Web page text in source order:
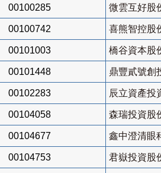
00100285 微雲互好股
00100742 喜熊智控股
00101003 橋谷資本股
00101448 鼎豐貳號創
00102283 辰立資產投
00104058 森瑞投資股
00104677 鑫中澄清眼
00104753 君嶽投資股